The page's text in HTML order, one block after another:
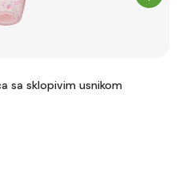
sa sklopivim usnikom